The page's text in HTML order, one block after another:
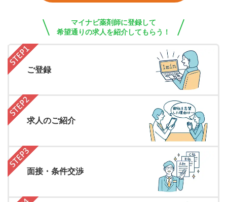
マイナビ薬剤師に登録して
希望通りの求人を紹介してもらう！
ご登録
求人のご紹介
面接・条件交渉